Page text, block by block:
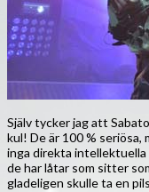
Själv tycker jag att
kul! De är 100 % seriösa,
inga direkta
de har låtar som sitter
gladeligen skulle ta en